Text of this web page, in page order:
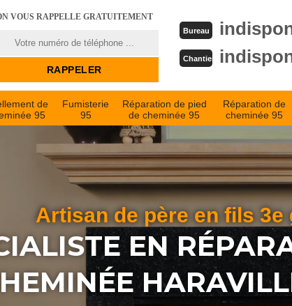
VOUS RAPPELLE GRATUITEMENT
Bureau
Chantier
de
95
Fumisterie
95
Réparation de pied
de cheminée 95
Réparation de
cheminée 95
Artisan de père en fils 3e
EN